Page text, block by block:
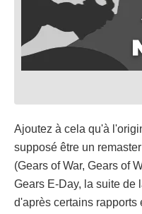
Ajoutez à cela qu'à
supposé être un
(Gears of War, Gears of
Gears E-Day, la suite de
d'après certains rapports